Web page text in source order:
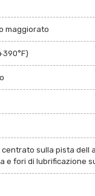
maggiorato
centrato sulla pista dell
e fori di lubrificazione